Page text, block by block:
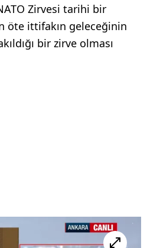
Zirvesi tarihi bir
öte ittifakın geleceğinin
bir zirve olması